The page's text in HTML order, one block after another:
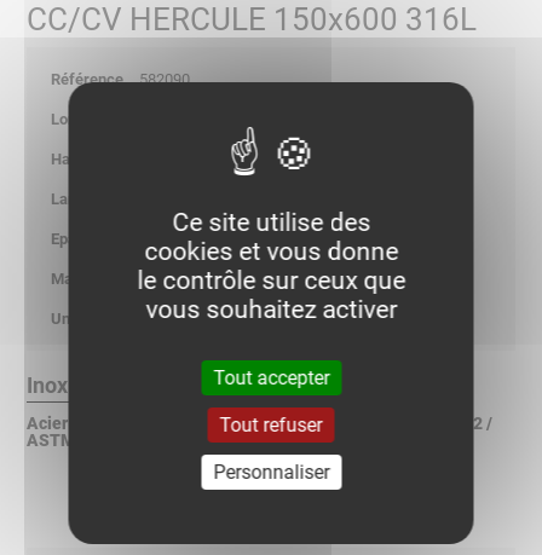
CC/CV HERCULE 150x600 316L
582090
3.769
kg/p
Inox 316L Finition :
Acier inoxydable X2CrNiMo 17-12-2 suivant NF EN 10088-2 /
ASTM A240 / DIN 17440
Ce site utilise des
cookies et vous donne
le contrôle sur ceux que
vous souhaitez activer
Tout accepter
Tout refuser
Personnaliser